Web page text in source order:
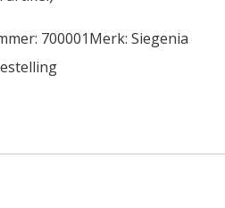
700001Merk: Siegenia